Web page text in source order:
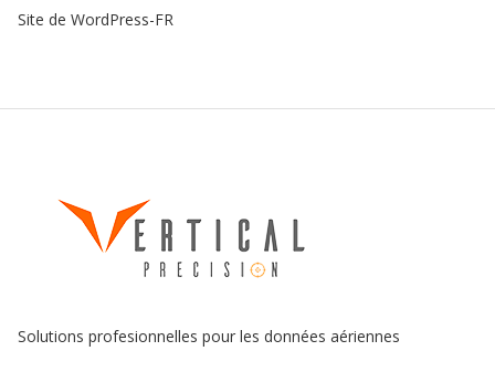
Site de WordPress-FR
Solutions profesionnelles pour les données aériennes